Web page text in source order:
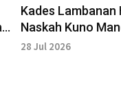
Kades Lambanan
Naskah Kuno
Segera Jadi Cagar
28 Jul 2026